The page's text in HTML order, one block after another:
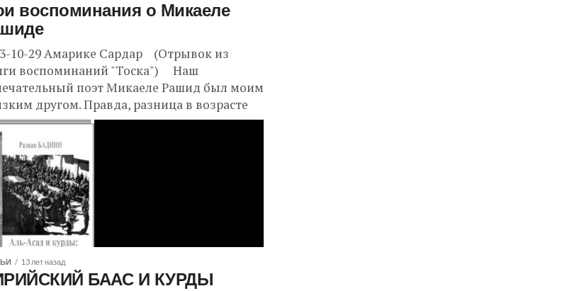
воспоминания о Микаеле
10-29 Амарике Сардар (Отрывок из
воспоминаний "Тоска") Наш
поэт Микаеле Рашид был моим
другом. Правда, разница в возрасте
нами...
13 лет назад
БААС И КУРДЫ